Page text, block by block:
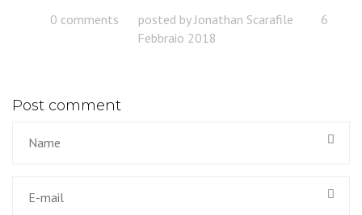
0 comments posted by Jonathan Scarafile
6
Febbraio 2018
Post comment